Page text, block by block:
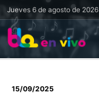
Jueves 6 de agosto de 2026
15/09/2025